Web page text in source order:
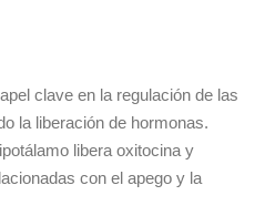
clave en la regulación de las
la liberación de hormonas.
libera oxitocina y
con el apego y la